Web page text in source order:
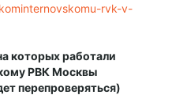
rvk-v-
которых работали
РВК Москвы
перепроверяться)